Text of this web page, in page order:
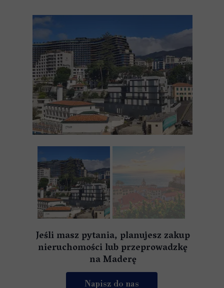
Napisz do nas
Jeśli masz pytania, planujesz zakup
nieruchomości lub przeprowadzkę
na Maderę